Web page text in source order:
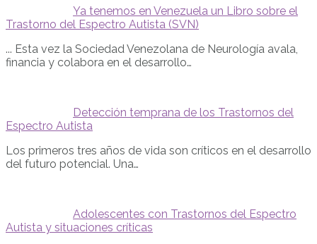
Ya tenemos en Venezuela un Libro sobre el
Trastorno del Espectro Autista (SVN)
... Esta vez la Sociedad Venezolana de Neurología avala,
financia y colabora en el desarrollo…
Detección temprana de los Trastornos del
Espectro Autista
Los primeros tres años de vida son críticos en el desarrollo
del futuro potencial. Una…
Adolescentes con Trastornos del Espectro
Autista y situaciones críticas